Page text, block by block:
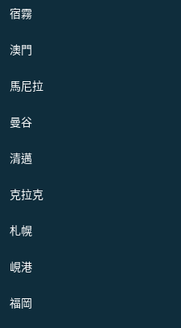
宿霧
澳門
馬尼拉
曼谷
清邁
克拉克
札幌
峴港
福岡